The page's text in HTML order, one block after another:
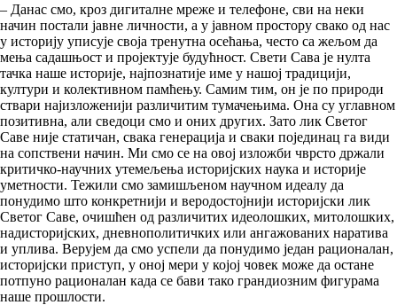
– Данас смо, кроз дигиталне мреже и телефоне, сви на неки
начин постали јавне личности, а у јавном простору свако од нас
у историју уписује своја тренутна осећања, често са жељом да
мења садашњост и пројектује будућност. Свети Сава је нулта
тачка наше историје, најпознатије име у нашој традицији,
култури и колективном памћењу. Самим тим, он је по природи
ствари најизложенији различитим тумачењима. Она су углавном
позитивна, али сведоци смо и оних других. Зато лик Светог
Саве није статичан, свака генерација и сваки појединац га види
на сопствени начин. Ми смо се на овој изложби чврсто држали
критичко-научних утемељења историјских наука и историје
уметности. Тежили смо замишљеном научном идеалу да
понудимо што конкретнији и веродостојнији историјски лик
Светог Саве, очишћен од различитих идеолошких, митолошких,
надисторијских, дневнополитичких или ангажованих наратива
и уплива. Верујем да смо успели да понудимо један рационалан,
историјски приступ, у оној мери у којој човек може да остане
потпуно рационалан када се бави тако грандиозним фигурама
наше прошлости.